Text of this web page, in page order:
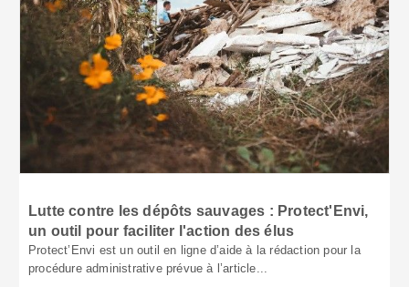
Lutte contre les dépôts sauvages : Protect'Envi,
un outil pour faciliter l'action des élus
Protect’Envi est un outil en ligne d’aide à la rédaction pour la
procédure administrative prévue à l’article...